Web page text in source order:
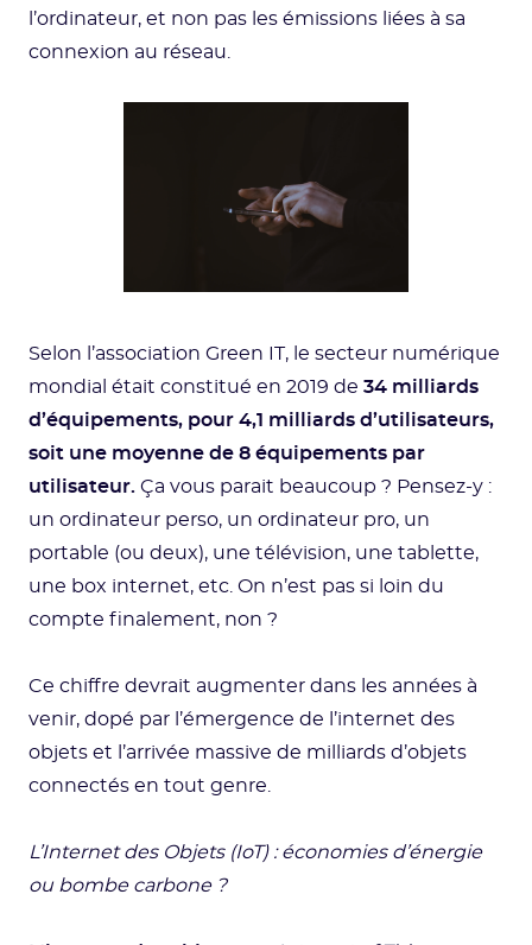
l’ordinateur, et non pas les émissions liées à sa
connexion au réseau.
Selon l’association Green IT, le secteur numérique
mondial était constitué en 2019 de 34 milliards
d’équipements, pour 4,1 milliards d’utilisateurs,
soit une moyenne de 8 équipements par
utilisateur. Ça vous parait beaucoup ? Pensez-y :
un ordinateur perso, un ordinateur pro, un
portable (ou deux), une télévision, une tablette,
une box internet, etc. On n’est pas si loin du
compte finalement, non ?
Ce chiffre devrait augmenter dans les années à
venir, dopé par l’émergence de l’internet des
objets et l’arrivée massive de milliards d’objets
connectés en tout genre.
L’Internet des Objets (IoT) : économies d’énergie
ou bombe carbone ?